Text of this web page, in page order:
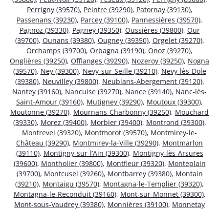
Perrigny (39570), Peintre (39290), Patornay (39130),
Passenans (39230), Parcey (39100), Pannessières (39570),
Pagnoz (39330), Pagney (39350), Oussières (39800), Our
(39700), Ounans (39380), Ougney (39350), Orgelet (39270),
Orchamps (39700), Orbagna (39190), Onoz (39270),
Onglières (39250), Offlanges (39290), Nozeroy (39250), Nogna
(39570), Ney (39300), Nevy-sur-Seille (39210), Nevy-lès-Dole
(39380), Neuvilley (39800), Neublans-Abergement (39120),
Nantey (39160), Nancuise (39270), Nance (39140), Nanc-lès-
Saint-Amour (39160), Mutigney (39290), Moutoux (39300),
Moutonne (39270), Mournans-Charbonny (39250), Mouchard
(39330), Morez (39400), Morbier (39400), Montrond (39300),
Montrevel (39320), Montmorot (39570), Montmirey-le-
Château (39290), Montmirey-la-Ville (39290), Montmarlon
(39110), Montigny-sur-l’Ain (39300), Montigny-lès-Arsures
(39600), Montholier (39800), Montfleur (39320), Monteplain
(39700), Montcusel (39260), Montbarrey (39380), Montain
(39210), Montaigu (39570), Montagna-le-Templier (39320),
Montagna-le-Reconduit (39160), Mont-sur-Monnet (39300),
Mont-sous-Vaudrey (39380), Monnières (39100), Monnetay